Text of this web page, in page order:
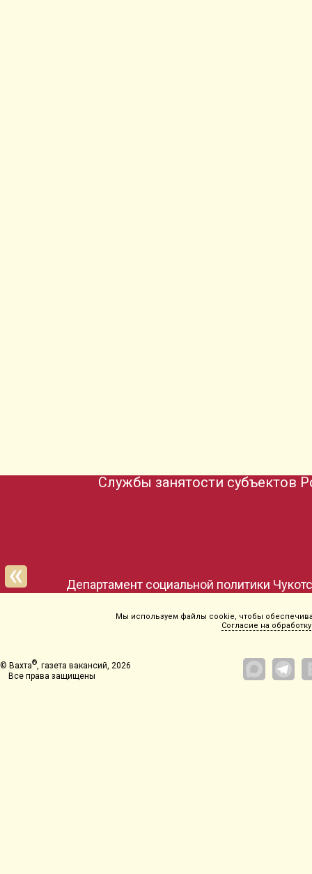
Службы занятости субъектов
Мы используем файлы cookie, чтобы
Согласие на обработку
© Вахта® , газета вакансий, 2026
Все права защищены